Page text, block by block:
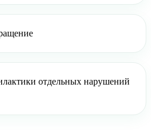
отдельных нарушений